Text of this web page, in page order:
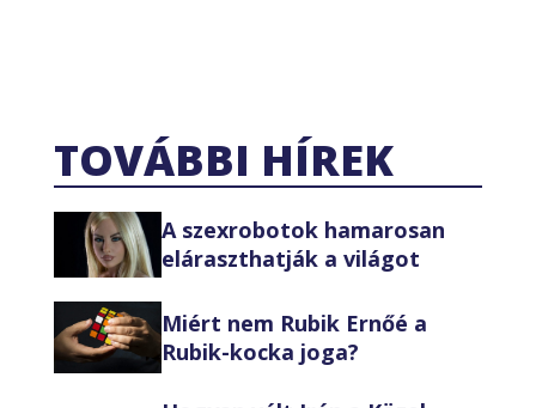
TOVÁBBI HÍREK
A szexrobotok hamarosan
eláraszthatják a világot
Miért nem Rubik Ernőé a
Rubik-kocka joga?